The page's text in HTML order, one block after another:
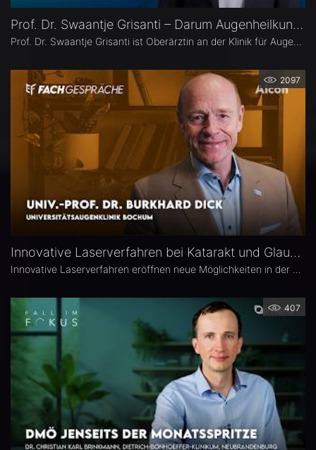
Prof. Dr. Swaantje Grisanti – Darum Augenheilkunde
2097
Innovative Laserverfahren bei Katarakt und Glaukom – Univ.-Prof. Dr. Burkhard Dick
407